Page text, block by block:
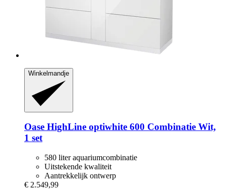
Winkelmandje
Oase HighLine optiwhite 600 Combinatie Wit,
1 set
580 liter aquariumcombinatie
Uitstekende kwaliteit
Aantrekkelijk ontwerp
€ 2.549,99